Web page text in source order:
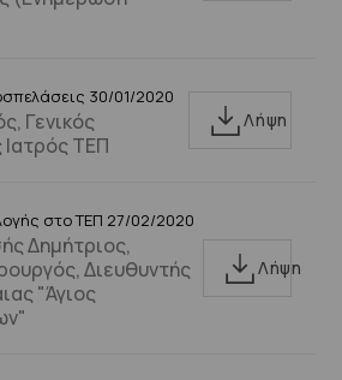
30/01/2020
Γενικός
ΤΕΠ
Λήψη
στο ΤΕΠ 27/02/2020
Δημήτριος,
Διευθυντής
"Άγιος
Λήψη